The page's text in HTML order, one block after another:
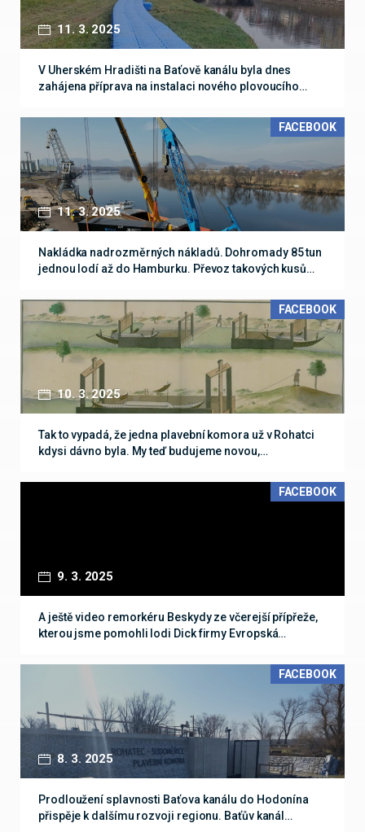
11. 3. 2025
V Uherském Hradišti na Baťově kanálu byla dnes
zahájena příprava na instalaci nového plovoucího…
11. 3. 2025
FACEBOOK
Nakládka nadrozměrných nákladů. Dohromady 85 tun
jednou lodí až do Hamburku. Převoz takových kusů…
10. 3. 2025
FACEBOOK
Tak to vypadá, že jedna plavební komora už v Rohatci
kdysi dávno byla. My teď budujeme novou,…
9. 3. 2025
FACEBOOK
A ještě video remorkéru Beskydy ze včerejší přípřeže,
kterou jsme pomohli lodi Dick firmy Evropská…
8. 3. 2025
FACEBOOK
Prodloužení splavnosti Baťova kanálu do Hodonína
přispěje k dalšímu rozvoji regionu. Baťův kanál…